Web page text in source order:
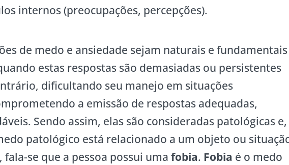
internos (preocupações, percepções).
de medo e ansiedade sejam naturais e fundamentais
estas respostas são demasiadas ou persistentes
dificultando seu manejo em situações
a emissão de respostas adequadas,
Sendo assim, elas são consideradas patológicas e,
patológico está relacionado a um objeto ou
se que a pessoa possui umafobia. Fobia é o medo